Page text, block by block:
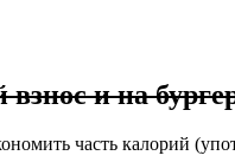
и на
часть калорий